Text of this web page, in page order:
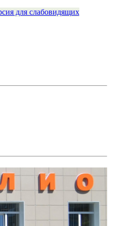
для слабовидящих